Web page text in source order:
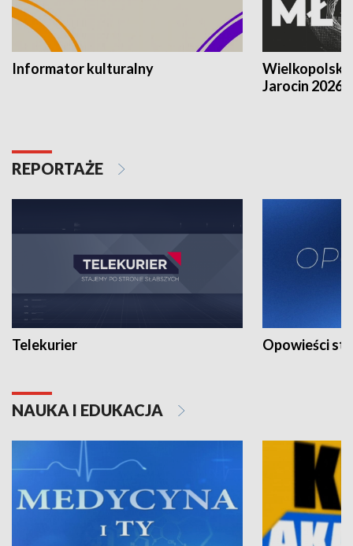
Informator kulturalny
Jarocin 2026
REPORTAŻE
Telekurier Opowieści
NAUKA I EDUKACJA